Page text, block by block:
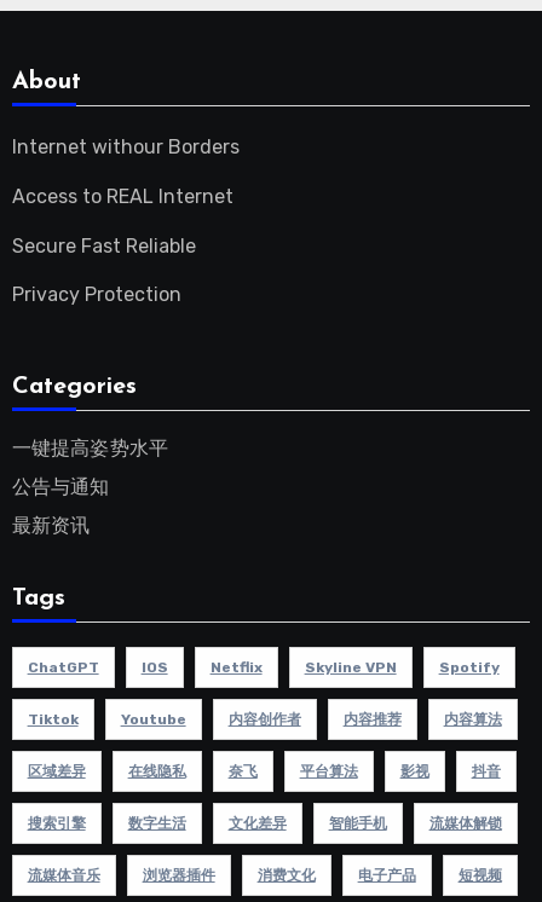
About
Internet withour Borders
Access to REAL Internet
Secure Fast Reliable
Privacy Protection
Categories
一键提高姿势水平
公告与通知
最新资讯
Tags
ChatGPT IOS Netflix Skyline VPN Spotify
Tiktok Youtube 内容创作者 内容推荐 内容算法
区域差异 在线隐私 奈飞 平台算法 影视 抖音
搜索引擎 数字生活 文化差异 智能手机 流媒体解锁
流媒体音乐 浏览器插件 消费文化 电子产品 短视频